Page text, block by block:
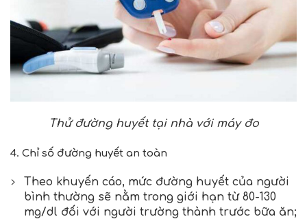
Thử đường huyết tại nhà với máy đo
4. Chỉ số đường huyết an toàn
Theo khuyến cáo, mức đường huyết của người
bình thường sẽ nằm trong giới hạn từ 80-130
mg/dl đối với người trường thành trước bữa ăn;